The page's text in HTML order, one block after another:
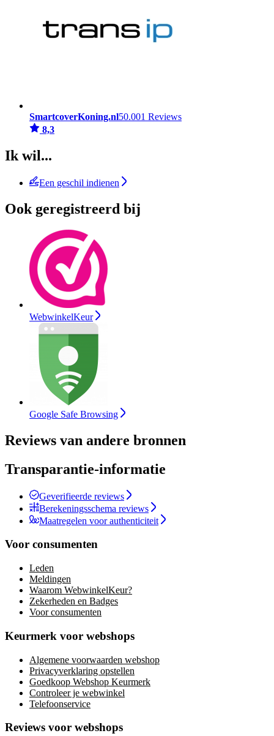
SmartcoverKoning.nl50.001 Reviews
8,3
Ik wil...
Een geschil indienen
Ook geregistreerd bij
WebwinkelKeur
Google Safe Browsing
Reviews van andere bronnen
Transparantie-informatie
Geverifieerde reviews
Berekeningsschema reviews
Maatregelen voor authenticiteit
Voor consumenten
Leden
Meldingen
Waarom WebwinkelKeur?
Zekerheden en Badges
Voor consumenten
Keurmerk voor webshops
Algemene voorwaarden webshop
Privacyverklaring opstellen
Goedkoop Webshop Keurmerk
Controleer je webwinkel
Telefoonservice
Reviews voor webshops